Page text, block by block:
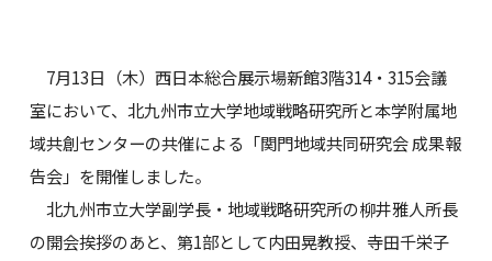
7月13日（木）西日本総合展示場新館3階314・315会議
室において、北九州市立大学地域戦略研究所と本学附属地
域共創センターの共催による「関門地域共同研究会 成果報
告会」を開催しました。
北九州市立大学副学長・地域戦略研究所の柳井雅人所長
の開会挨拶のあと、第1部として内田晃教授、寺田千栄子